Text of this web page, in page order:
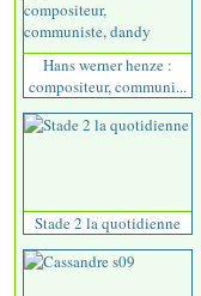
Hans werner henze :
compositeur, communi...
Stade 2 la quotidienne